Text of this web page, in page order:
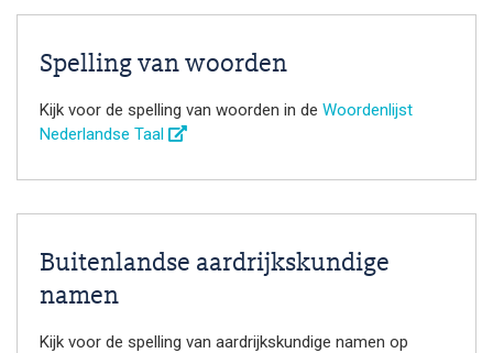
Spelling van woorden
Kijk voor de spelling van woorden in de Woordenlijst
Nederlandse Taal
Buitenlandse aardrijkskundige
namen
Kijk voor de spelling van aardrijkskundige namen op